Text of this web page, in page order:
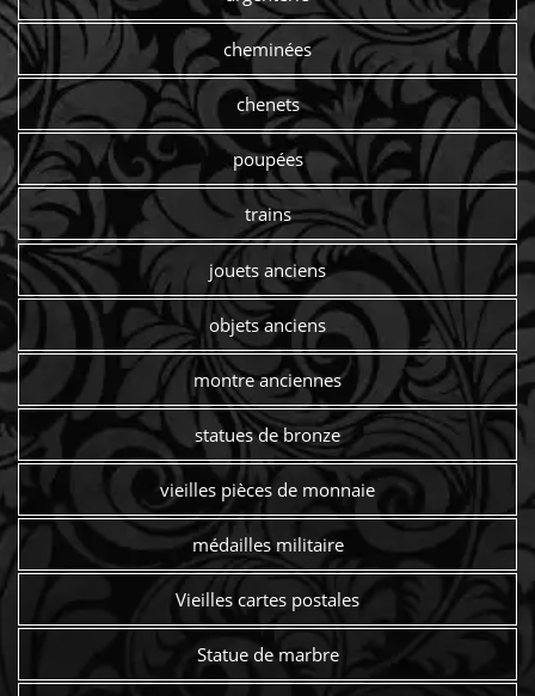
cheminées
chenets
poupées
trains
jouets anciens
objets anciens
montre anciennes
statues de bronze
vieilles pièces de monnaie
médailles militaire
Vieilles cartes postales
Statue de marbre